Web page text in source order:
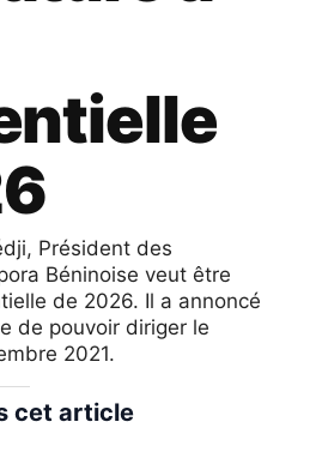
Président des
Béninoise veut être
de 2026. Il a annoncé
de pouvoir diriger le
2021.
cet article